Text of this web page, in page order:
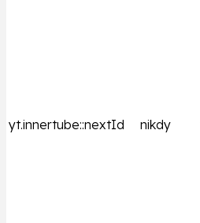
yt.innertube::nextId nikdy